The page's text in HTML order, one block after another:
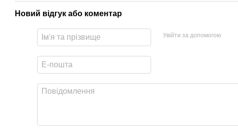
Новий відгук або коментар
Увійти за допомогою